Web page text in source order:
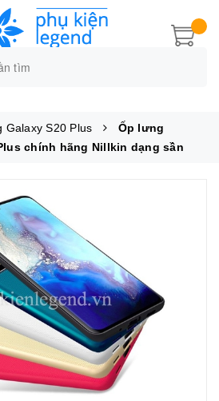
Galaxy S20 Plus
Ốp lưng
chính hãng Nillkin dạng sần